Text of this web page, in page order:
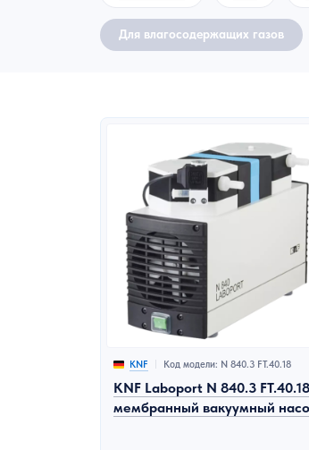
Контрольно-
Метеорологическое
Химические реактивы
Средства индивидуальной
Холодильное и морозильное
оборудование
Микробиология и
Экологическое
Для влагосодержащих газов
KNF Код модели: N 840.3 FT.40.18
KNF Laboport N 840.3 FT.40.18
мембранный вакуумный